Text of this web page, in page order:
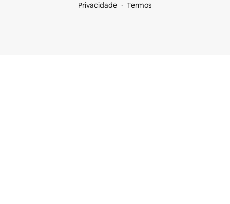
Privacidade
Termos